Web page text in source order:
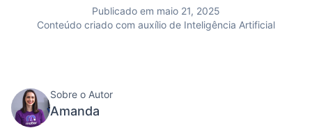
Publicado em maio 21, 2025
Conteúdo criado com auxílio de Inteligência Artificial
Sobre o Autor
Amanda